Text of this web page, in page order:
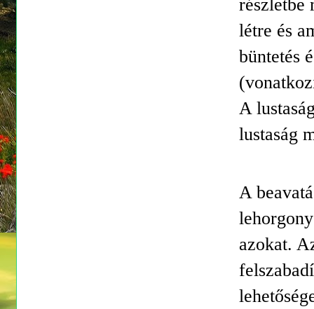
részletbe
létre és
büntetés
A
lustaság
A
azokat.